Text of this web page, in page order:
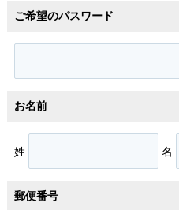
ご希望のパスワード
お名前
姓 名
郵便番号